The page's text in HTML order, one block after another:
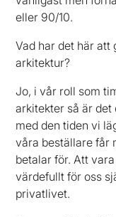
eller 90/10.
Vad har det här att
arkitektur?
Jo, i vår roll som
arkitekter så är
med den tiden vi
våra beställare får
betalar för. Att
värdefullt för oss
privatlivet.